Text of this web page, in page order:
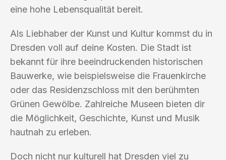
eine hohe Lebensqualität bereit.
Als Liebhaber der Kunst und Kultur kommst du in
Dresden voll auf deine Kosten. Die Stadt ist
bekannt für ihre beeindruckenden historischen
Bauwerke, wie beispielsweise die Frauenkirche
oder das Residenzschloss mit den berühmten
Grünen Gewölbe. Zahlreiche Museen bieten dir
die Möglichkeit, Geschichte, Kunst und Musik
hautnah zu erleben.
Doch nicht nur kulturell hat Dresden viel zu